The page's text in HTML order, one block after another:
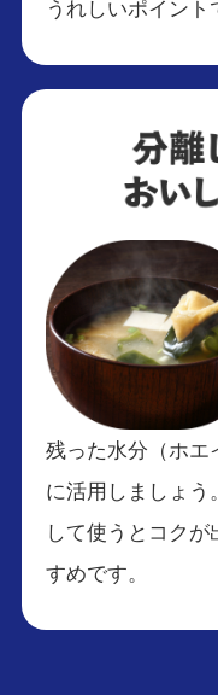
うれしいポイント
残った水分（ホエ
に活用しましょう
して使うとコク
すめです。